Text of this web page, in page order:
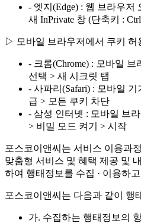
- 엣지(Edge) : 웹 브라우저
새 InPrivate 창 (단축키 :
▷ 모바일 브라우저에서 쿠키 허
- 크롬(Chrome) : 모바일 브
선택 > 새 시크릿 탭
- 사파리(Safari) : 모바일
급 > 모든 쿠키 차단
- 삼성 인터넷 : 모바일 브
> 비밀 모드 켜기 > 시작
포스코이앤씨는 서비스 이용과
맞춤형 서비스 및 혜택 제공 및
하여 행태정보를 수집 · 이용하
포스코이앤씨는 다음과 같이 행
가. 수집하는 행태정보의